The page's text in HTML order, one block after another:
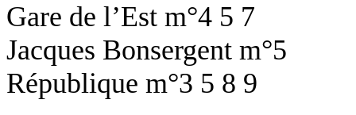
Gare de l’Est m°4 5 7
Jacques Bonsergent m°5
République m°3 5 8 9